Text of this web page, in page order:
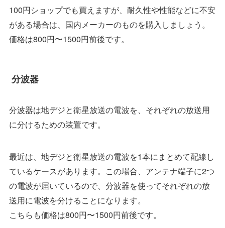
100円ショップでも買えますが、耐久性や性能などに不安
がある場合は、国内メーカーのものを購入しましょう。
価格は800円〜1500円前後です。
分波器
分波器は地デジと衛星放送の電波を、それぞれの放送用
に分けるための装置です。
最近は、地デジと衛星放送の電波を1本にまとめて配線し
ているケースがあります。この場合、アンテナ端子に2つ
の電波が届いているので、分波器を使ってそれぞれの放
送用に電波を分けることになります。
こちらも価格は800円〜1500円前後です。